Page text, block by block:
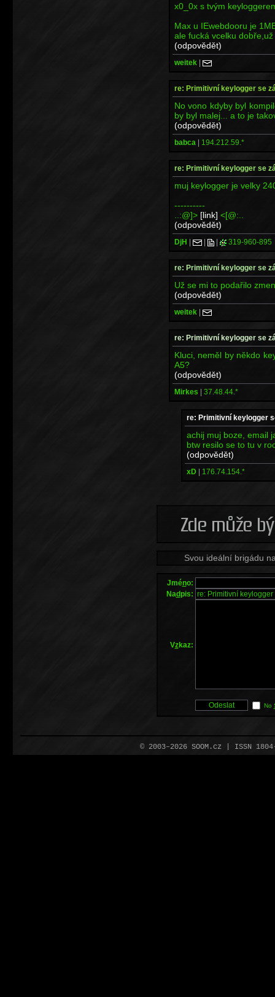
x0_0x s tvým
Max u IEwebdooru je
ale fucká vcelku
(odpovědět)
weitek |
re: Primitivní keylogger se
No vono kdyby byl
by byl malej... a to je
(odpovědět)
babca | 194.212.59.*
re: Primitivní keylogger se
muj keylogger je velky
----------
..:@]> [link] <[@:..
(odpovědět)
DjH | | | 319-960-895
re: Primitivní keylogger se
Už se mi to podařilo
(odpovědět)
weitek |
re: Primitivní keylogger se
Kluci, neměl by někdo
A5?
(odpovědět)
Mirkes | 37.48.44.*
re: Primitivní keylogger
achij muj boze, email
btw resilo se to tu v
(odpovědět)
xD | 176.74.154.*
Svou ideální brigádu
Jméno:
Nadpis:
Vzkaz:
No
© 2003–2026 SOOM.cz | ISSN